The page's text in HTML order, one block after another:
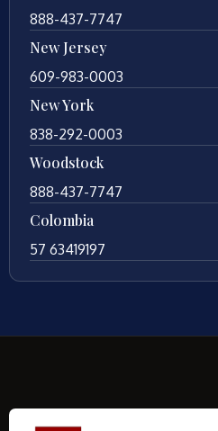
888-437-7747
New Jersey
609-983-0003
New York
838-292-0003
Woodstock
888-437-7747
Colombia
57 63419197